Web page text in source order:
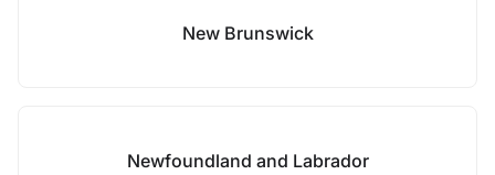
New Brunswick
Newfoundland and Labrador